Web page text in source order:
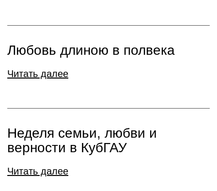
Любовь длиною в полвека
Читать далее
Неделя семьи, любви и
верности в КубГАУ
Читать далее